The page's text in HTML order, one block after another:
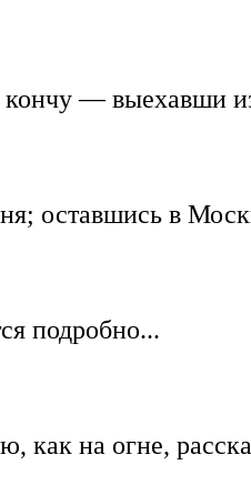
— выехавши
оставшись в
подробно...
как на огне,